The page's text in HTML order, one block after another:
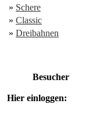
» Schere
» Classic
» Dreibahnen
Besucher
Hier einloggen: